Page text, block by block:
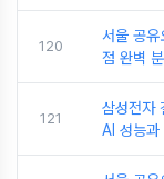
120
서울 공유
점 완벽
121
삼성전자
AI 성능과